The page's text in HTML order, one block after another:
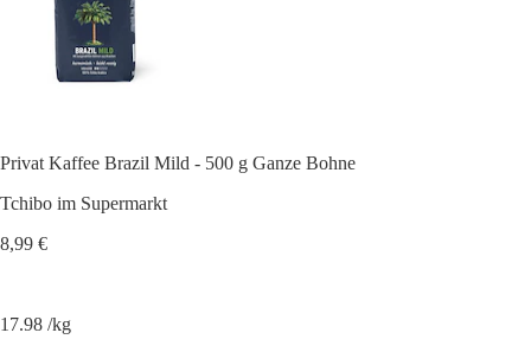
Privat Kaffee Brazil Mild - 500 g Ganze Bohne
Tchibo im Supermarkt
8,99 €
17.98 /kg